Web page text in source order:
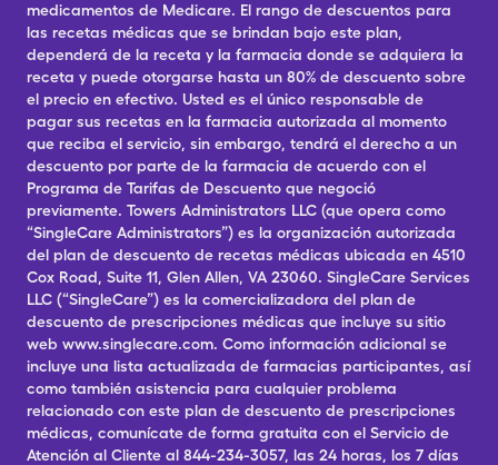
medicamentos de Medicare. El rango de descuentos para
las recetas médicas que se brindan bajo este plan,
dependerá de la receta y la farmacia donde se adquiera la
receta y puede otorgarse hasta un 80% de descuento sobre
el precio en efectivo. Usted es el único responsable de
pagar sus recetas en la farmacia autorizada al momento
que reciba el servicio, sin embargo, tendrá el derecho a un
descuento por parte de la farmacia de acuerdo con el
Programa de Tarifas de Descuento que negoció
previamente. Towers Administrators LLC (que opera como
“SingleCare Administrators”) es la organización autorizada
del plan de descuento de recetas médicas ubicada en 4510
Cox Road, Suite 11, Glen Allen, VA 23060. SingleCare Services
LLC (“SingleCare”) es la comercializadora del plan de
descuento de prescripciones médicas que incluye su sitio
web www.singlecare.com. Como información adicional se
incluye una lista actualizada de farmacias participantes, así
como también asistencia para cualquier problema
relacionado con este plan de descuento de prescripciones
médicas, comunícate de forma gratuita con el Servicio de
Atención al Cliente al 844-234-3057, las 24 horas, los 7 días